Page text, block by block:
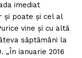
imediat
şi poate şi cel al
vine şi cu altă
săptămâni la
„În ianuarie 2016